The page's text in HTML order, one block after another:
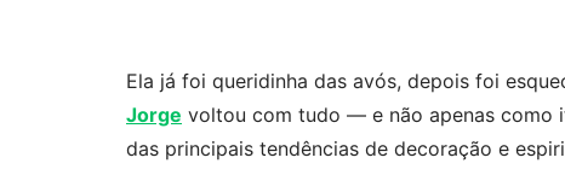
Ela já foi queridinha das avós, depois foi
Jorge voltou com tudo — e não apenas como
das principais tendências de decoração e